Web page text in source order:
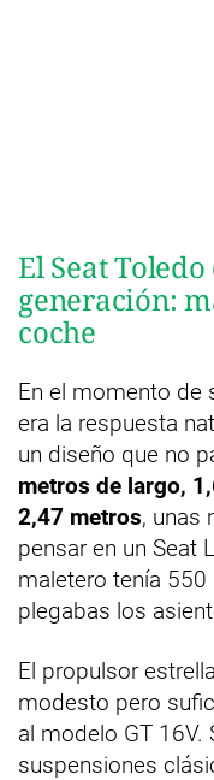
El Seat
generación:
coche
En el momento de
era la respuesta
un diseño que no
metros de largo,
2,47 metros, unas
pensar en un Seat
maletero tenía
plegabas los
El propulsor
modesto pero
al modelo GT 16V.
suspensiones